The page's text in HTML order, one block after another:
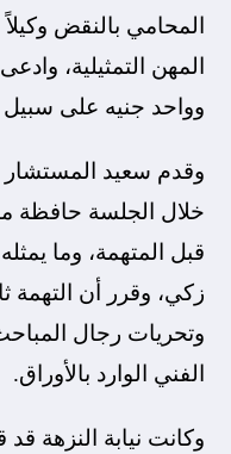
المحامي بالنقض
وواحد جنيه على
وقدم سعيد المستشار
خلال الجلسة حافظة
قبل المتهمة، وما
زكي، وقرر أن التهمة
وتحريات رجال
الفني الوارد بالأوراق.
وكانت نيابة النزهة قد